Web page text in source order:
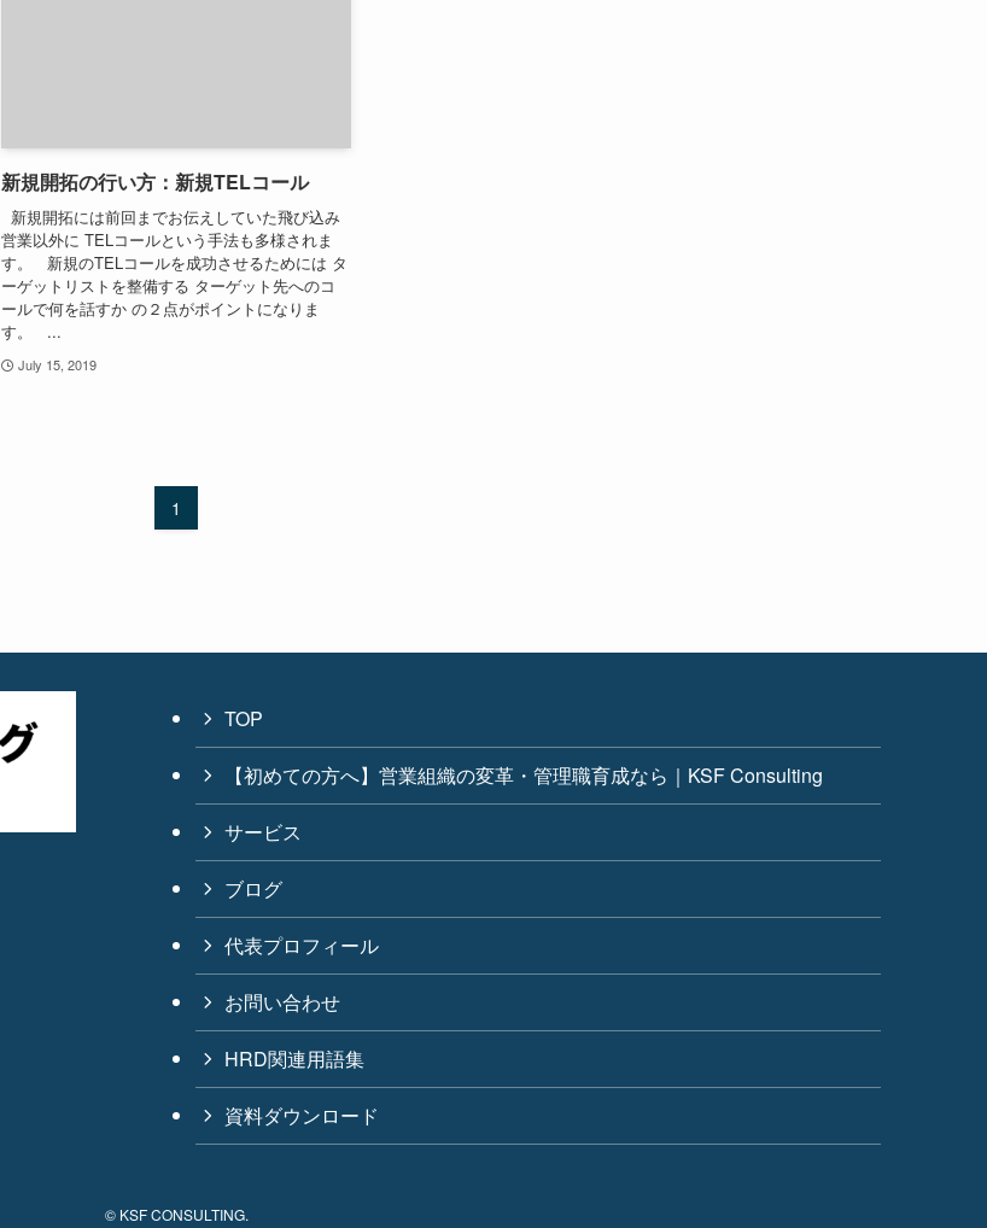
新規開拓の行い方：新規TELコール
新規開拓には前回までお伝えしていた飛び込み
営業以外に TELコールという手法も多様されま
す。 新規のTELコールを成功させるためには タ
ーゲットリストを整備する ターゲット先へのコ
ールで何を話すか の２点がポイントになりま
す。 ...
July 15, 2019
1
TOP
【初めての方へ】営業組織の変革・管理職育成なら｜KSF Consulting
サービス
ブログ
代表プロフィール
お問い合わせ
HRD関連用語集
資料ダウンロード
©KSF CONSULTING.